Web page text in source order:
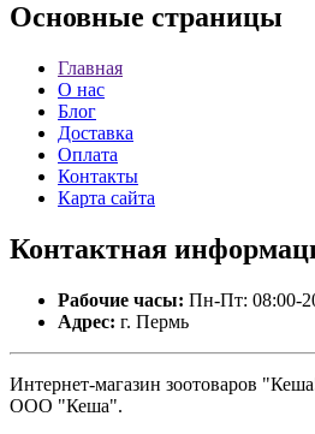
Основные страницы
Главная
О нас
Блог
Доставка
Оплата
Контакты
Карта сайта
Контактная
Рабочие часы: Пн-Пт: 08:00-
Адрес: г. Пермь
Интернет-магазин зоотоваров
ООО "Кеша".